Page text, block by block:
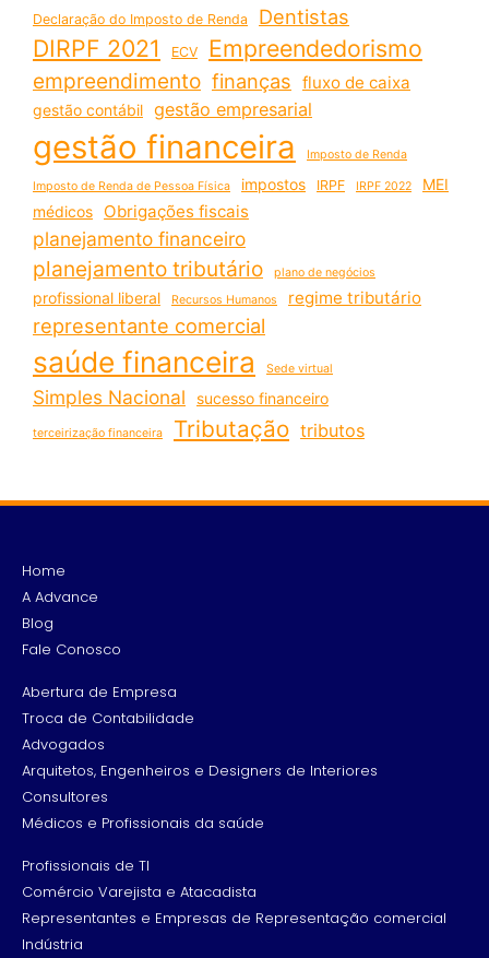
Declaração do Imposto de Renda Dentistas
DIRPF 2021 ECV Empreendedorismo
empreendimento finanças fluxo de caixa
gestão contábil gestão empresarial
gestão financeira Imposto de Renda
Imposto de Renda de Pessoa Física impostos IRPF IRPF 2022
MEI
médicos
Obrigações fiscais
planejamento financeiro
planejamento tributário plano de negócios
profissional liberal Recursos Humanos regime tributário
representante comercial
saúde financeira Sede virtual
Simples Nacional sucesso financeiro
terceirização financeira Tributação tributos
Home
A Advance
Blog
Fale Conosco
Abertura de Empresa
Troca de Contabilidade
Advogados
Arquitetos, Engenheiros e Designers de Interiores
Consultores
Médicos e Profissionais da saúde
Profissionais de TI
Comércio Varejista e Atacadista
Representantes e Empresas de Representação comercial
Indústria